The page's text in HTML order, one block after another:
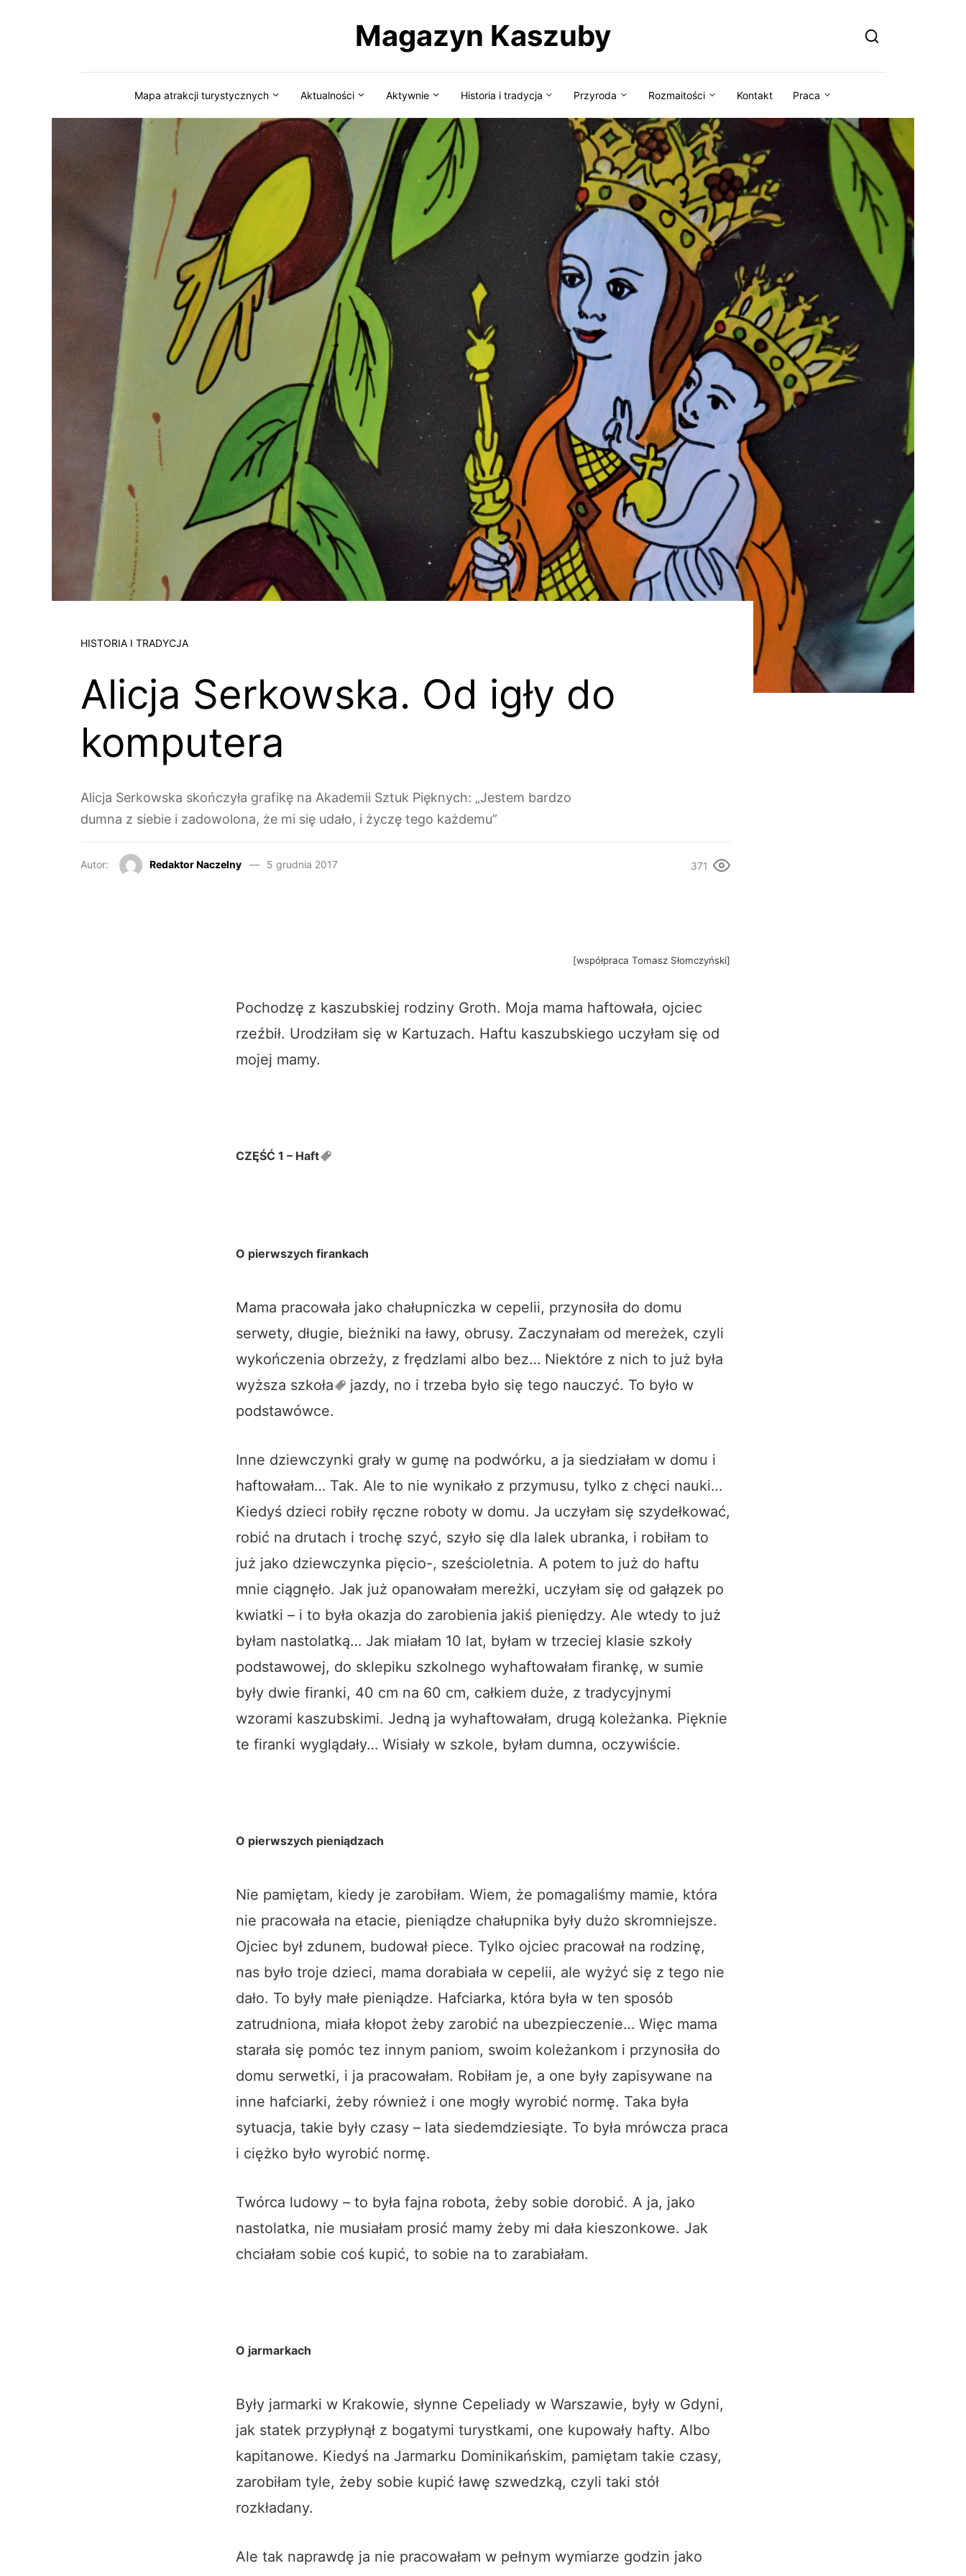
Magazyn Kaszuby
Mapa atrakcji turystycznych Aktualności Aktywnie Historia i tradycja Przyroda Rozmaitości Kontakt Praca
HISTORIA I TRADYCJA
Alicja Serkowska. Od igły do
komputera
Alicja Serkowska skończyła grafikę na Akademii Sztuk Pięknych: „Jestem bardzo
dumna z siebie i zadowolona, że mi się udało, i życzę tego każdemu”
Autor: Redaktor Naczelny 5 grudnia 2017 371
[współpraca Tomasz Słomczyński]
Pochodzę z kaszubskiej rodziny Groth. Moja mama haftowała, ojciec
rzeźbił. Urodziłam się w Kartuzach. Haftu kaszubskiego uczyłam się od
mojej mamy.
CZĘŚĆ 1 – Haft
O pierwszych firankach
Mama pracowała jako chałupniczka w cepelii, przynosiła do domu
serwety, długie, bieżniki na ławy, obrusy. Zaczynałam od mereżek, czyli
wykończenia obrzeży, z frędzlami albo bez… Niektóre z nich to już była
wyższa szkoła
jazdy, no i trzeba było się tego nauczyć. To było w
podstawówce.
Inne dziewczynki grały w gumę na podwórku, a ja siedziałam w domu i
haftowałam… Tak. Ale to nie wynikało z przymusu, tylko z chęci nauki…
Kiedyś dzieci robiły ręczne roboty w domu. Ja uczyłam się szydełkować,
robić na drutach i trochę szyć, szyło się dla lalek ubranka, i robiłam to
już jako dziewczynka pięcio-, sześcioletnia. A potem to już do haftu
mnie ciągnęło. Jak już opanowałam mereżki, uczyłam się od gałązek po
kwiatki – i to była okazja do zarobienia jakiś pieniędzy. Ale wtedy to już
byłam nastolatką… Jak miałam 10 lat, byłam w trzeciej klasie szkoły
podstawowej, do sklepiku szkolnego wyhaftowałam firankę, w sumie
były dwie firanki, 40 cm na 60 cm, całkiem duże, z tradycyjnymi
wzorami kaszubskimi. Jedną ja wyhaftowałam, drugą koleżanka. Pięknie
te firanki wyglądały… Wisiały w szkole, byłam dumna, oczywiście.
O pierwszych pieniądzach
Nie pamiętam, kiedy je zarobiłam. Wiem, że pomagaliśmy mamie, która
nie pracowała na etacie, pieniądze chałupnika były dużo skromniejsze.
Ojciec był zdunem, budował piece. Tylko ojciec pracował na rodzinę,
nas było troje dzieci, mama dorabiała w cepelii, ale wyżyć się z tego nie
dało. To były małe pieniądze. Hafciarka, która była w ten sposób
zatrudniona, miała kłopot żeby zarobić na ubezpieczenie… Więc mama
starała się pomóc tez innym paniom, swoim koleżankom i przynosiła do
domu serwetki, i ja pracowałam. Robiłam je, a one były zapisywane na
inne hafciarki, żeby również i one mogły wyrobić normę. Taka była
sytuacja, takie były czasy – lata siedemdziesiąte. To była mrówcza praca
i ciężko było wyrobić normę.
Twórca ludowy – to była fajna robota, żeby sobie dorobić. A ja, jako
nastolatka, nie musiałam prosić mamy żeby mi dała kieszonkowe. Jak
chciałam sobie coś kupić, to sobie na to zarabiałam.
O jarmarkach
Były jarmarki w Krakowie, słynne Cepeliady w Warszawie, były w Gdyni,
jak statek przypłynął z bogatymi turystkami, one kupowały hafty. Albo
kapitanowe. Kiedyś na Jarmarku Dominikańskim, pamiętam takie czasy,
zarobiłam tyle, żeby sobie kupić ławę szwedzką, czyli taki stół
rozkładany.
Ale tak naprawdę ja nie pracowałam w pełnym wymiarze godzin jako